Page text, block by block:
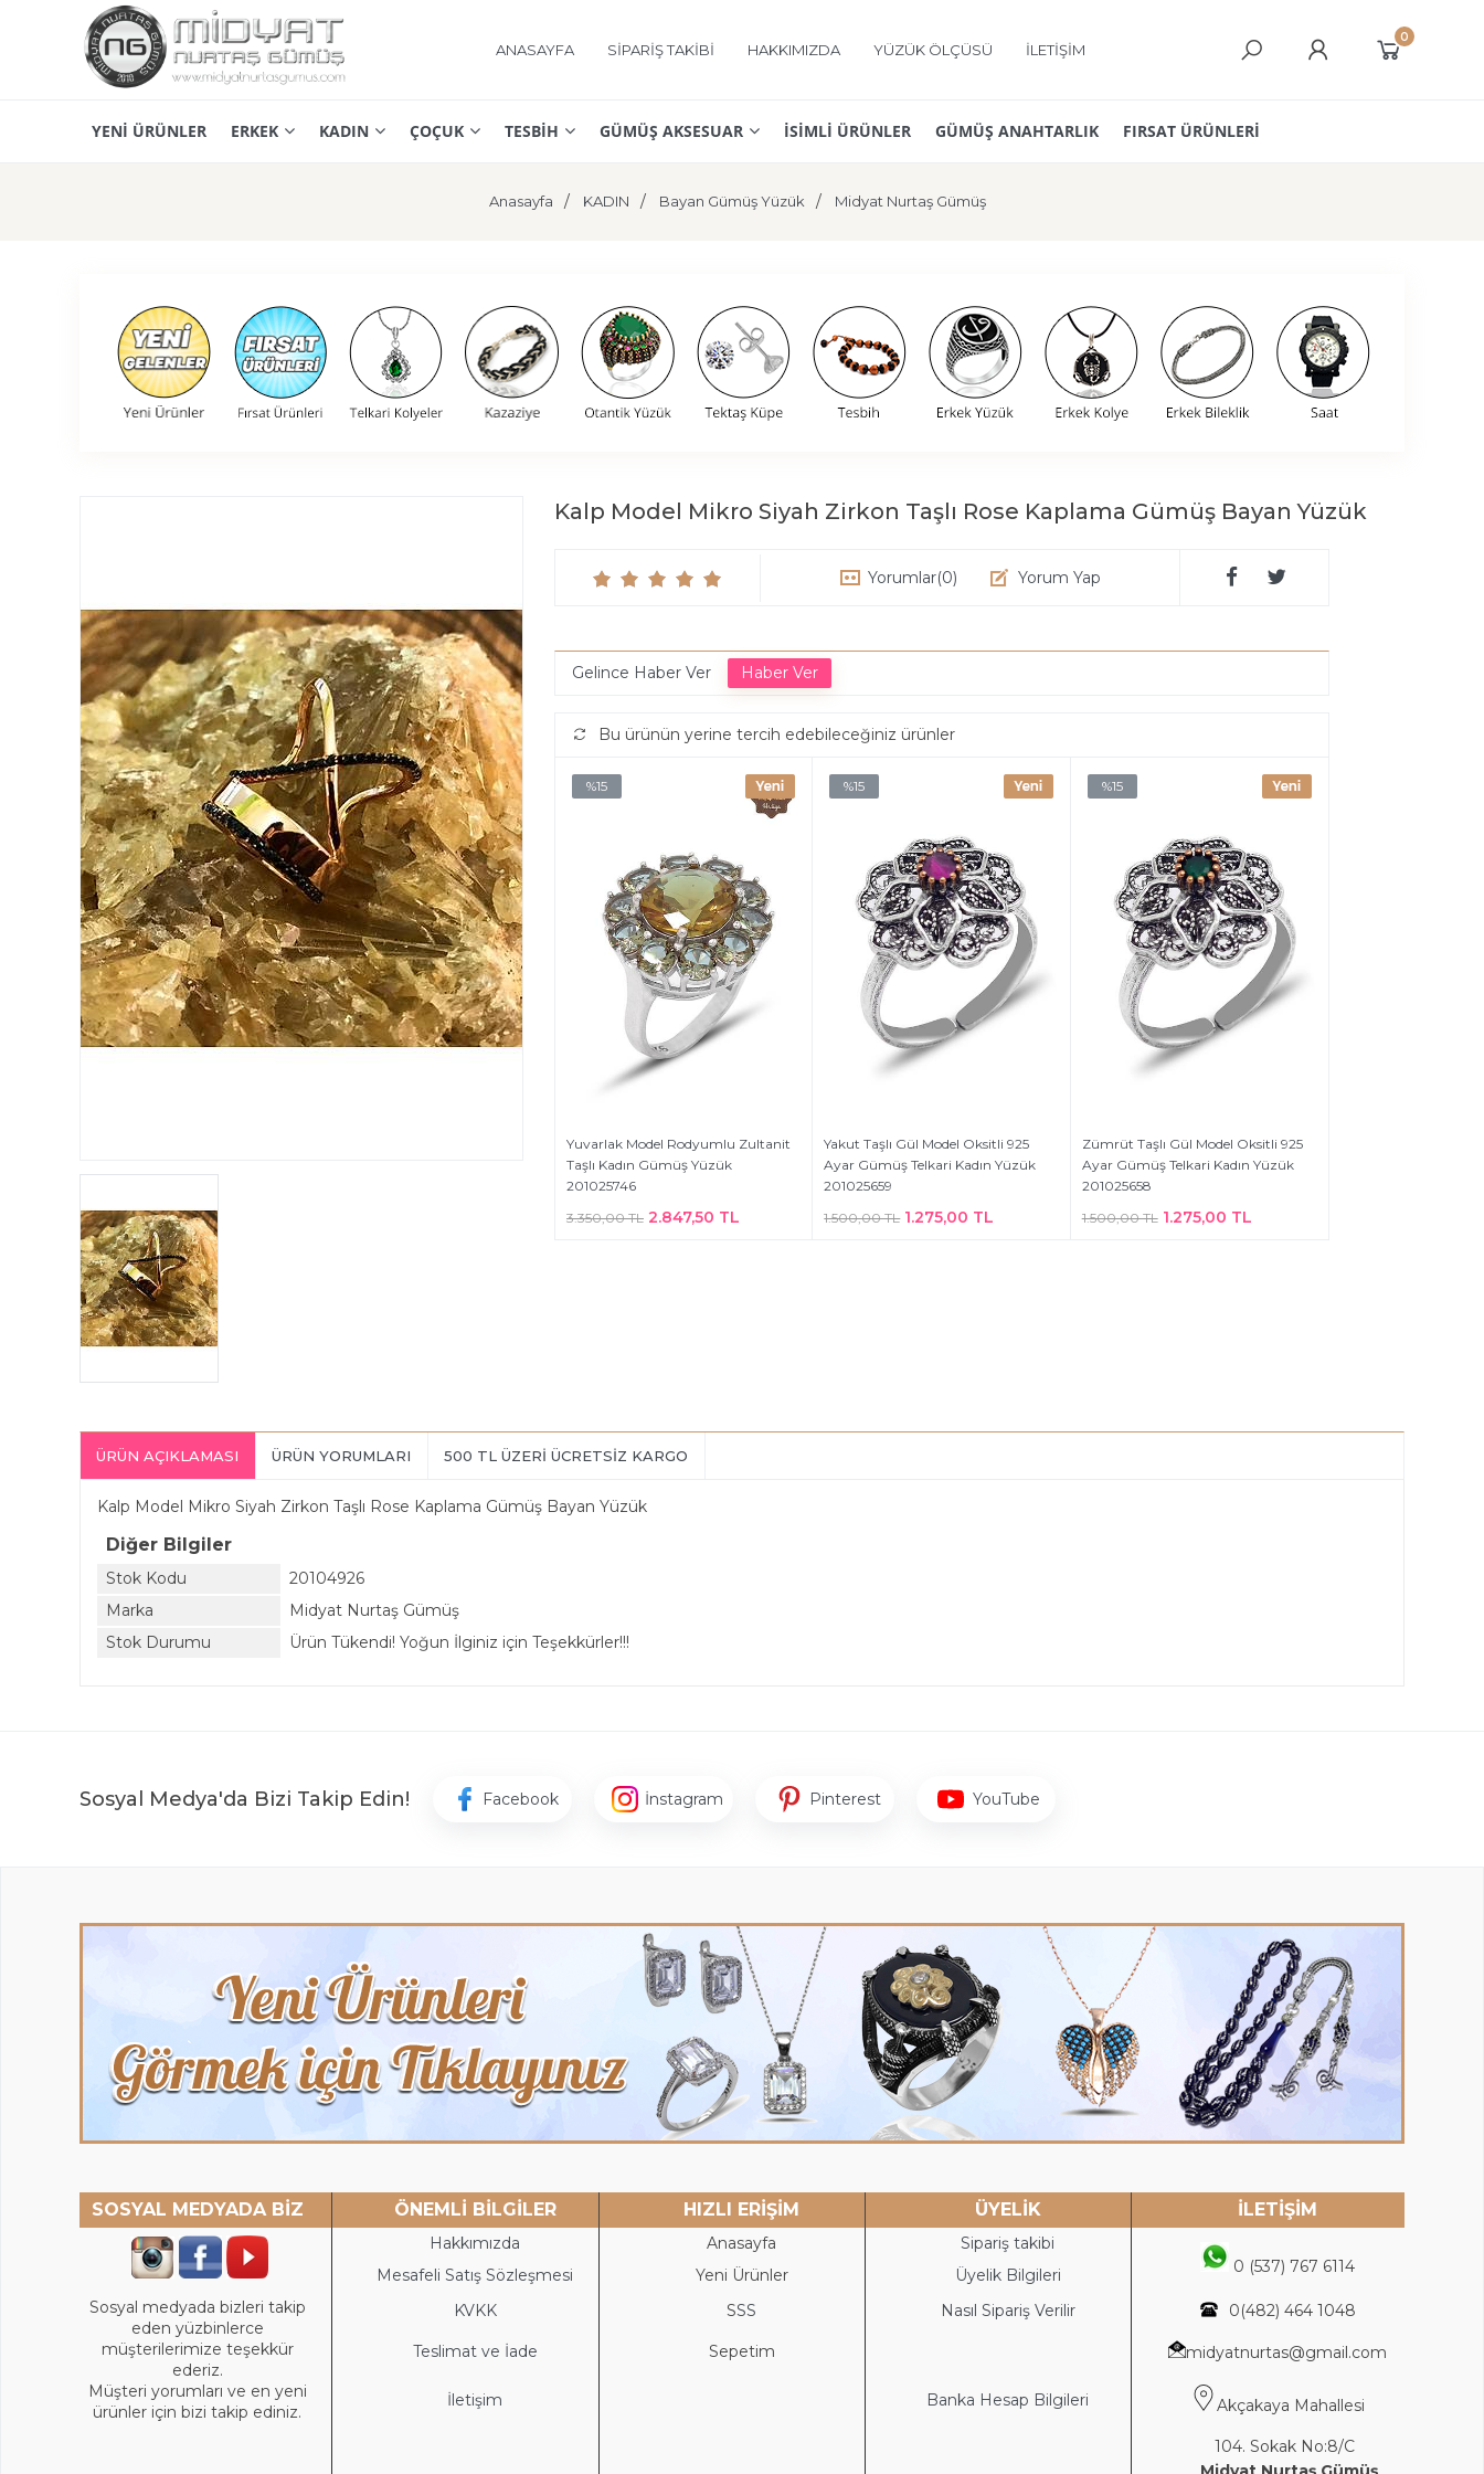
ANASAYFA SİPARİŞ TAKİBİ HAKKIMIZDA YÜZÜK ÖLÇÜSÜ İLETİŞİM
0
YENİ ÜRÜNLER ERKEK KADIN ÇOÇUK TESBİH GÜMÜŞ AKSESUAR İSİMLİ ÜRÜNLER GÜMÜŞ ANAHTARLIK FIRSAT ÜRÜNLERİ
Anasayfa KADIN Bayan Gümüş Yüzük Midyat Nurtaş Gümüş
Kalp Model Mikro Siyah Zirkon Taşlı Rose Kaplama Gümüş Bayan Yüzük
Yorumlar(0) Yorum Yap
Gelince Haber Ver
Bu ürünün yerine tercih edebileceğiniz ürünler
%15
Yuvarlak Model Rodyumlu Zultanit
Taşlı Kadın Gümüş Yüzük
201025746
3.350,00 TL 2.847,50 TL
%15
Yakut Taşlı Gül Model Oksitli 925
Ayar Gümüş Telkari Kadın Yüzük
201025659
1.500,00 TL 1.275,00 TL
%15
Zümrüt Taşlı Gül Model Oksitli 925
Ayar Gümüş Telkari Kadın Yüzük
201025658
1.500,00 TL 1.275,00 TL
ÜRÜN AÇIKLAMASI ÜRÜN YORUMLARI 500 TL ÜZERİ ÜCRETSİZ KARGO
Kalp Model Mikro Siyah Zirkon Taşlı Rose Kaplama Gümüş Bayan Yüzük
Diğer Bilgiler
Stok Kodu
20104926
Marka
Midyat Nurtaş Gümüş
Stok Durumu
Ürün Tükendi! Yoğun İlginiz için Teşekkürler!!!
Sosyal Medya'da Bizi Takip Edin! Facebook İnstagram Pinterest YouTube
SOSYAL MEDYADA BİZ ÖNEMLİ BİLGİLER HIZLI ERİŞİM ÜYELİK İLETİŞİM
Hakkımızda Anasayfa
Sipariş takibi
0 (537) 767 6114
Mesafeli Satış Sözleşmesi Yeni Ürünler
Üyelik Bilgileri
Sosyal medyada bizleri takip
eden yüzbinlerce
müşterilerimize teşekkür
ederiz.
Müşteri yorumları ve en yeni
ürünler için bizi takip ediniz.
KVKK SSS Nasıl Sipariş Verilir 0(482) 464 1048
Teslimat ve İade Sepetim midyatnurtas@gmail.com
İletişim Banka Hesap Bilgileri Akçakaya Mahallesi
104. Sokak No:8/C